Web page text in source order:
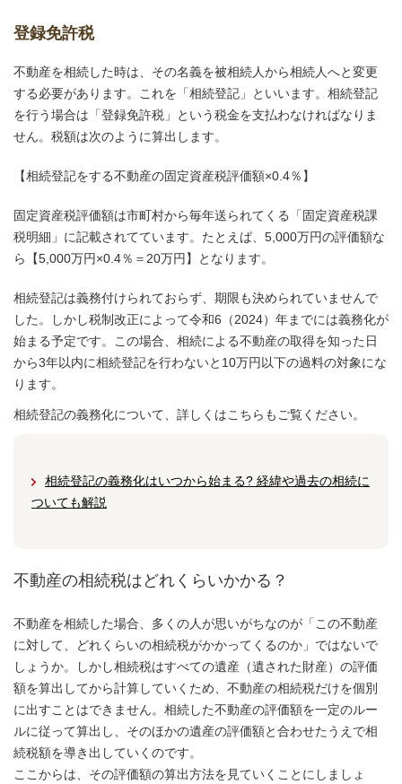
登録免許税
不動産を相続した時は、その名義を被相続人から相続人へと変更
する必要があります。これを「相続登記」といいます。相続登記
を行う場合は「登録免許税」という税金を支払わなければなりま
せん。税額は次のように算出します。
【相続登記をする不動産の固定資産税評価額×0.4％】
固定資産税評価額は市町村から毎年送られてくる「固定資産税課
税明細」に記載されてています。たとえば、5,000万円の評価額な
ら【5,000万円×0.4％＝20万円】となります。
相続登記は義務付けられておらず、期限も決められていませんで
した。しかし税制改正によって令和6（2024）年までには義務化が
始まる予定です。この場合、相続による不動産の取得を知った日
から3年以内に相続登記を行わないと10万円以下の過料の対象にな
ります。
相続登記の義務化について、詳しくはこちらもご覧ください。
相続登記の義務化はいつから始まる? 経緯や過去の相続に
ついても解説
不動産の相続税はどれくらいかかる？
不動産を相続した場合、多くの人が思いがちなのが「この不動産
に対して、どれくらいの相続税がかかってくるのか」ではないで
しょうか。しかし相続税はすべての遺産（遺された財産）の評価
額を算出してから計算していくため、不動産の相続税だけを個別
に出すことはできません。相続した不動産の評価額を一定のルー
ルに従って算出し、そのほかの遺産の評価額と合わせたうえで相
続税額を導き出していくのです。
ここからは、その評価額の算出方法を見ていくことにしましょ